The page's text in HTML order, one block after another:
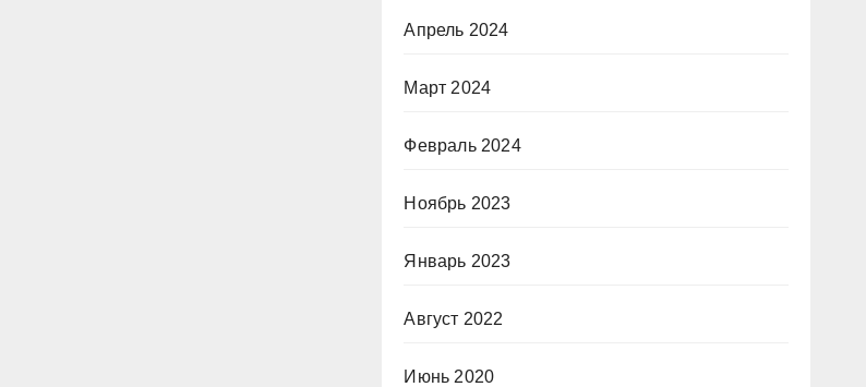
Апрель 2024
Март 2024
Февраль 2024
Ноябрь 2023
Январь 2023
Август 2022
Июнь 2020